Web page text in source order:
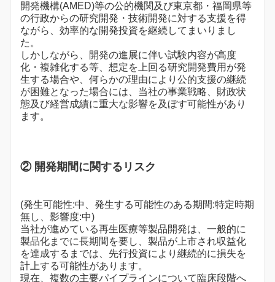
開発機構(AMED)等の公的機関及び東京都・福岡県等
の行政からの研究開発・技術開発に対する支援を得
ながら、効率的な開発投資を継続してまいりまし
た。
しかしながら、開発の進展に伴い試験内容が高度
化・複雑化する等、想定を上回る研究開発費用が発
生する場合や、何らかの理由により公的支援の継続
が困難となった場合には、当社の事業戦略、財政状
態及び経営成績に重大な影響を及ぼす可能性があり
ます。
② 開発期間に関するリスク
(発生可能性:中、発生する可能性のある期間:特定時期
無し、影響度:中)
当社が進めている再生医療等製品開発は、一般的に
製品化までに長期間を要し、製品が上市され収益化
を達成するまでは、先行投資により継続的に損失を
計上する可能性があります。
現在、複数の主要パイプラインについて臨床段階へ